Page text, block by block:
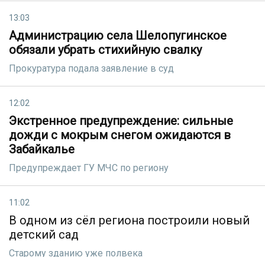
13:03
Администрацию села Шелопугинское
обязали убрать стихийную свалку
Прокуратура подала заявление в суд
12:02
Экстренное предупреждение: сильные
дожди с мокрым снегом ожидаются в
Забайкалье
Предупреждает ГУ МЧС по региону
11:02
В одном из сёл региона построили новый
детский сад
Старому зданию уже полвека